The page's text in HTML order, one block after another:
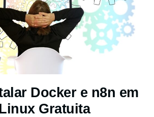
Docker e n8n em
Gratuita